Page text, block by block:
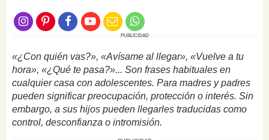
PUBLICIDAD
«¿Con quién vas?», «Avísame al llegar», «Vuelve a tu
hora», «¿Qué te pasa?»... Son frases habituales en
cualquier casa con adolescentes. Para madres y padres
pueden significar preocupación, protección o interés. Sin
embargo, a sus hijos pueden llegarles traducidas como
control, desconfianza o intromisión.